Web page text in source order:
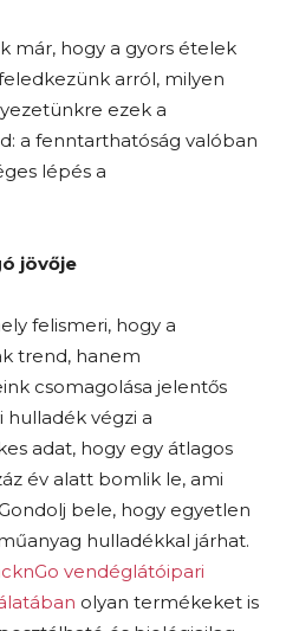
már, hogy a gyors ételek
arról, milyen
ezek a
a fenntarthatóság valóban
lépés a
jövője
felismeri, hogy a
trend, hanem
csomagolása jelentős
hulladék végzi a
adat, hogy egy átlagos
év alatt bomlik le, ami
bele, hogy egyetlen
hulladékkal járhat.
vendéglátóipari
olyan termékeket is